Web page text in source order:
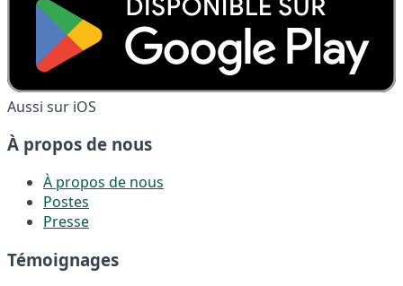
Aussi sur iOS
À propos de nous
À propos de nous
Postes
Presse
Témoignages